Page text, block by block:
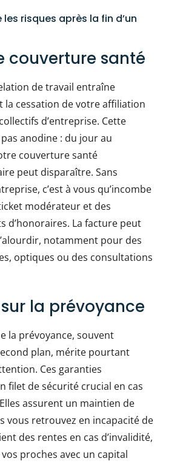
risques après la fin d’un
couverture santé
de travail entraîne
la cessation de votre affiliation
d’entreprise. Cette
anodine : du jour au
couverture santé
peut disparaître. Sans
c’est à vous qu’incombe
modérateur et des
d’honoraires. La facture peut
notamment pour des
optiques ou des consultations
la prévoyance
la prévoyance, souvent
plan, mérite pourtant
Ces garanties
filet de sécurité crucial en cas
assurent un maintien de
vous retrouvez en incapacité de
des rentes en cas d’invalidité,
proches avec un capital